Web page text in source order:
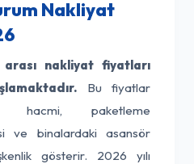
Nakliyat
nakliyat fiyatları
Bu fiyatlar
hacmi, paketleme
ve binalardaki asansör
gösterir. 2026 yılı